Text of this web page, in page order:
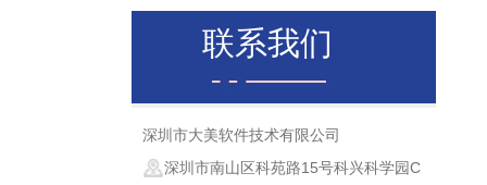
联系我们
深圳市大美软件技术有限公司
深圳市南山区科苑路15号科兴科学园C